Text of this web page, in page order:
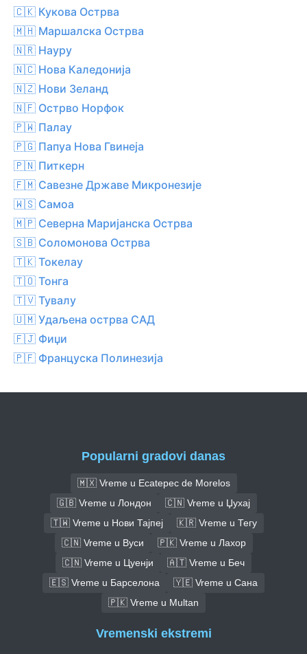
🇨🇰 Кукова Острва
🇲🇭 Маршалска Острва
🇳🇷 Науру
🇳🇨 Нова Каледонија
🇳🇿 Нови Зеланд
🇳🇫 Острво Норфок
🇵🇼 Палау
🇵🇬 Папуа Нова Гвинеја
🇵🇳 Питкерн
🇫🇲 Савезне Државе Микронезије
🇼🇸 Самоа
🇲🇵 Северна Маријанска Острва
🇸🇧 Соломонова Острва
🇹🇰 Токелау
🇹🇴 Тонга
🇹🇻 Тувалу
🇺🇲 Удаљена острва САД
🇫🇯 Фиџи
🇵🇫 Француска Полинезија
Popularni gradovi danas
🇲🇽 Vreme u Ecatepec de Morelos
🇬🇧 Vreme u Лондон
🇨🇳 Vreme u Џухај
🇹🇼 Vreme u Нови Тајпеј
🇰🇷 Vreme u Тегу
🇨🇳 Vreme u Вуси
🇵🇰 Vreme u Лахор
🇨🇳 Vreme u Цуенји
🇦🇹 Vreme u Беч
🇪🇸 Vreme u Барселона
🇾🇪 Vreme u Сана
🇵🇰 Vreme u Multan
Vremenski ekstremi